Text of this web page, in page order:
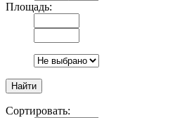
Площадь:
Сортировать: